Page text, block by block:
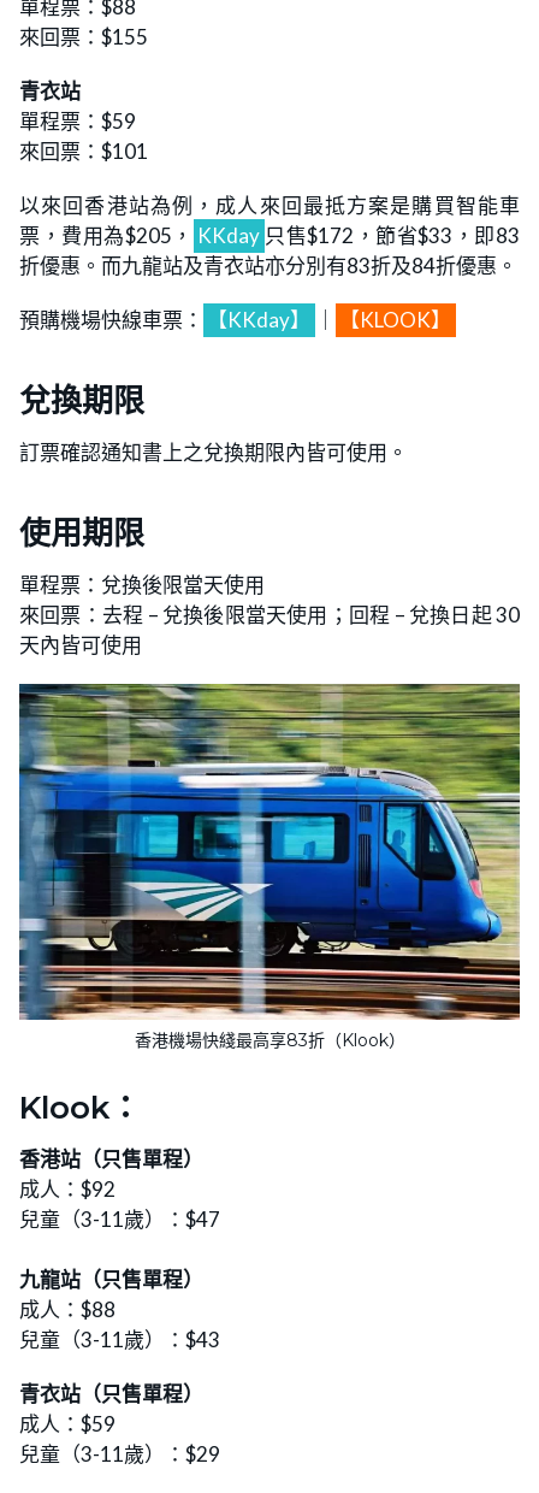
單程票：$88
來回票：$155
青衣站
單程票：$59
來回票：$101
以來回香港站為例，成人來回最抵方案是購買智能車
票，費用為$205，
KKday 只售$172，節省$33，即83
折優惠。而九龍站及青衣站亦分別有83折及84折優惠。
預購機場快線車票： 【KKday】 【KLOOK】
兌換期限
訂票確認通知書上之兌換期限內皆可使用。
使用期限
單程票：兌換後限當天使用
來回票：去程 – 兌換後限當天使用；回程 – 兌換日起 30
天內皆可使用
香港機場快綫最高享83折（Klook）
Klook：
香港站（只售單程）
成人：$92
兒童（3-11歲）：$47
九龍站（只售單程）
成人：$88
兒童（3-11歲）：$43
青衣站（只售單程）
成人：$59
兒童（3-11歲）：$29